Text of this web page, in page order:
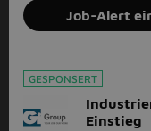
Job-Alert
GESPONSERT
Einstieg